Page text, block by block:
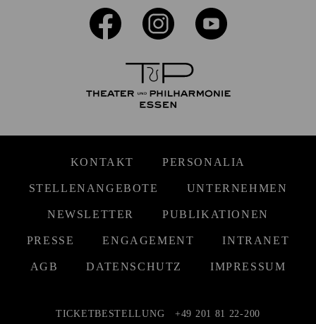
KONTAKT PERSONALIA
STELLENANGEBOTE UNTERNEHMEN
NEWSLETTER PUBLIKATIONEN
PRESSE ENGAGEMENT INTRANET
AGB DATENSCHUTZ IMPRESSUM
TICKETBESTELLUNG +49 201 81 22-200